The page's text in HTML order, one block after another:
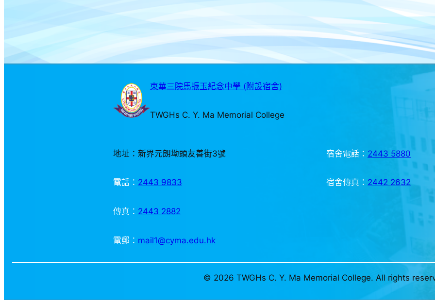
東華三院馬振玉紀念中學 (附設宿舍)
TWGHs C. Y. Ma Memorial College
地址：新界元朗坳頭友善街3號
電話： 2443 9833
傳真： 2443 2882
電郵： mail1@cyma.edu.hk
宿舍電話： 2443 5880
宿舍傳真： 2442 2632
© 2026 TWGHs C. Y. Ma Memorial College. All rights